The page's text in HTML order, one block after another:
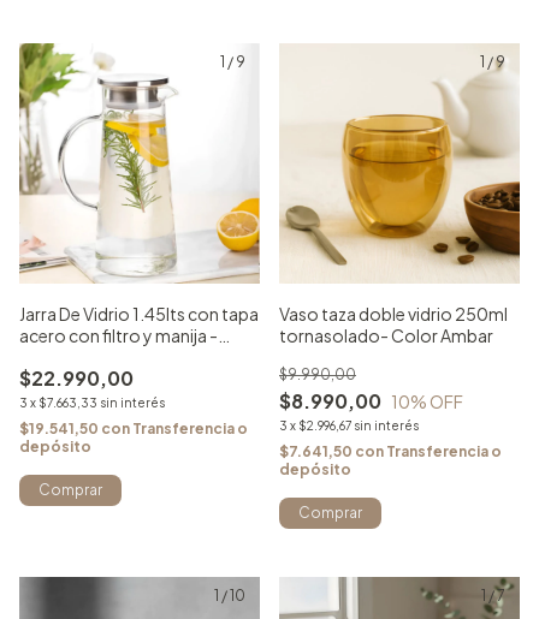
1 / 9
Jarra De Vidrio 1.45lts con tapa
acero con filtro y manija -
$22.990,00
3 x $7.663,33 sin interés
$19.541,50 con Transferencia o
depósito
1 /9
Vaso taza doble vidrio 250ml
tornasolado- Color Ambar
$8.990,00
$9.990,00
10% OFF
3 x $2.996,67 sin interés
$7.641,50 con Transferencia o
depósito
1 /10 1 /7